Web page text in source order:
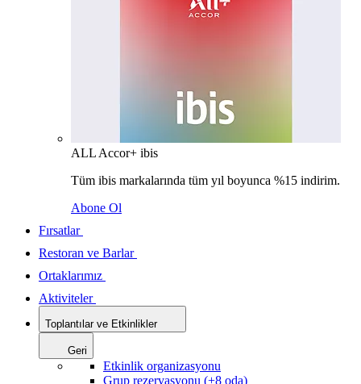
ALL Accor+ ibis
Tüm ibis markalarında tüm yıl boyunca %15 indirim.
Abone Ol
Fırsatlar
Restoran ve Barlar
Ortaklarımız
Aktiviteler
Toplantılar ve Etkinlikler
Geri
Etkinlik organizasyonu
Grup rezervasyonu (+8 oda)